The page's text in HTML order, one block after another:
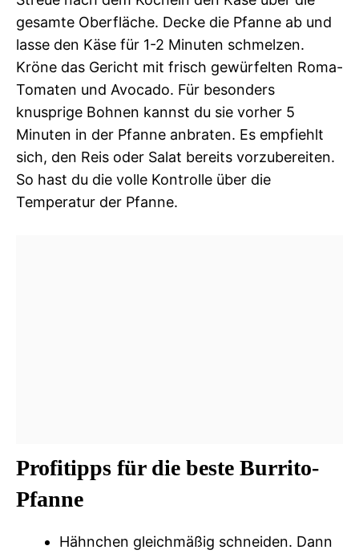
gesamte Oberfläche. Decke die Pfanne ab und
lasse den Käse für 1-2 Minuten schmelzen.
Kröne das Gericht mit frisch gewürfelten Roma-
Tomaten und Avocado. Für besonders
knusprige Bohnen kannst du sie vorher 5
Minuten in der Pfanne anbraten. Es empfiehlt
sich, den Reis oder Salat bereits vorzubereiten.
So hast du die volle Kontrolle über die
Temperatur der Pfanne.
Profitipps für die beste Burrito-
Pfanne
Hähnchen gleichmäßig schneiden. Dann